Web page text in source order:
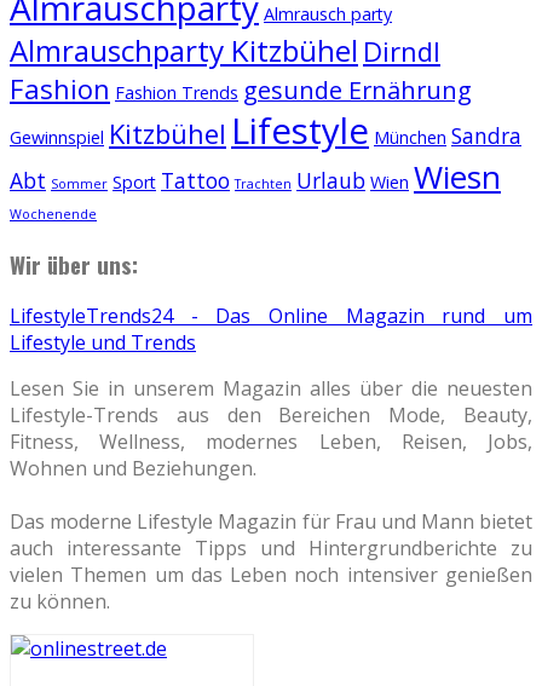
Almrausch party
Almrauschparty Kitzbühel Dirndl
Fashion Fashion Trends gesunde Ernährung
Gewinnspiel Kitzbühel Lifestyle München Sandra
Abt Sommer Sport Tattoo Trachten Urlaub Wien Wiesn
Wochenende
Wir über uns:
LifestyleTrends24 - Das Online Magazin rund um
Lifestyle und Trends
Lesen Sie in unserem Magazin alles über die neuesten
Lifestyle-Trends aus den Bereichen Mode, Beauty,
Fitness, Wellness, modernes Leben, Reisen, Jobs,
Wohnen und Beziehungen.
Das moderne Lifestyle Magazin für Frau und Mann bietet
auch interessante Tipps und Hintergrundberichte zu
vielen Themen um das Leben noch intensiver genießen
zu können.